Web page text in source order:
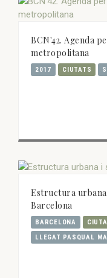
BCN'42. Agenda
metropolitana
2017 CIUTATS
Estructura urbana
Barcelona
BARCELONA
LLEGAT PASQUAL